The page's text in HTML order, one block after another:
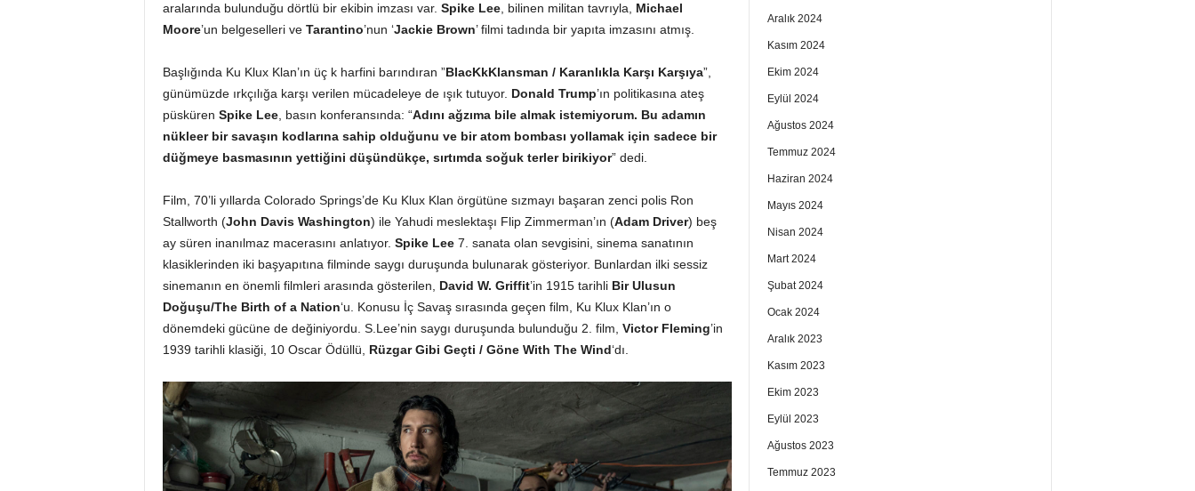
aralarında bulunduğu dörtlü bir ekibin imzası var. Spike Lee, bilinen militan tavrıyla, Michael
Moore’un belgeselleri veTarantino’nun ‘Jackie Brown’ filmi tadında bir yapıta imzasını atmış.
Başlığında Ku Klux Klan’ın üç k harfini barındıran ”BlacKkKlansman / Karanlıkla Karşı Karşıya”,
günümüzde ırkçılığa karşı verilen mücadeleye de ışık tutuyor. Donald Trump’ın politikasına ateş
püsküren Spike Lee, basın konferansında: “Adını ağzıma bile almak istemiyorum. Bu adamın
nükleer bir savaşın kodlarına sahip olduğunu ve bir atom bombası yollamak için sadece bir
düğmeye basmasının yettiğini düşündükçe, sırtımda soğuk terler birikiyor” dedi.
Film, 70’li yıllarda Colorado Springs’de Ku Klux Klan örgütüne sızmayı başaran zenci polis Ron
Stallworth (John Davis Washington) ile Yahudi meslektaşı Flip Zimmerman’ın (Adam Driver) beş
ay süren inanılmaz macerasını anlatıyor. Spike Lee7. sanata olan sevgisini, sinema sanatının
klasiklerinden iki başyapıtına filminde saygı duruşunda bulunarak gösteriyor. Bunlardan ilki sessiz
sinemanın en önemli filmleri arasında gösterilen, David W. Griffit’in 1915 tarihli Bir Ulusun
Doğuşu/The Birth of a Nation‘u. Konusu İç Savaş sırasında geçen film, Ku Klux Klan’ın o
dönemdeki gücüne de değiniyordu. S.Lee’nin saygı duruşunda bulunduğu 2. film, Victor Fleming’in
1939 tarihli klasiği, 10 Oscar Ödüllü, Rüzgar Gibi Geçti / Göne With The Wind‘dı.
Aralık 2024
Kasım 2024
Ekim 2024
Eylül 2024
Ağustos 2024
Temmuz 2024
Haziran 2024
Mayıs 2024
Nisan 2024
Mart 2024
Şubat 2024
Ocak 2024
Aralık 2023
Kasım 2023
Ekim 2023
Eylül 2023
Ağustos 2023
Temmuz 2023